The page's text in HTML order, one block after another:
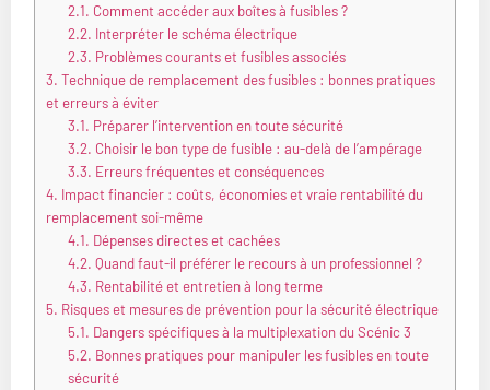
2.1. Comment accéder aux boîtes à fusibles ?
2.2. Interpréter le schéma électrique
2.3. Problèmes courants et fusibles associés
3. Technique de remplacement des fusibles : bonnes pratiques
et erreurs à éviter
3.1. Préparer l’intervention en toute sécurité
3.2. Choisir le bon type de fusible : au-delà de l’ampérage
3.3. Erreurs fréquentes et conséquences
4. Impact financier : coûts, économies et vraie rentabilité du
remplacement soi-même
4.1. Dépenses directes et cachées
4.2. Quand faut-il préférer le recours à un professionnel ?
4.3. Rentabilité et entretien à long terme
5. Risques et mesures de prévention pour la sécurité électrique
5.1. Dangers spécifiques à la multiplexation du Scénic 3
5.2. Bonnes pratiques pour manipuler les fusibles en toute
sécurité